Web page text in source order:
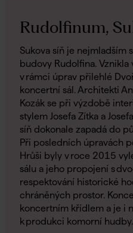
Rudolfinum,
Sukova síň je nejmladším
budovy Rudolfina.
v rámci úprav přilehlé
koncertní sál. Architekti
Kozák se při výzdobě
stylem Josefa Zítka a
síň dokonale zapadá do
Při posledních úpravách
Hrůši byly v roce 2015
sálu a jeho propojení s
respektování historické
chráněných prostor.
koncertním křídlem a je i
k produkci komorní hudby.